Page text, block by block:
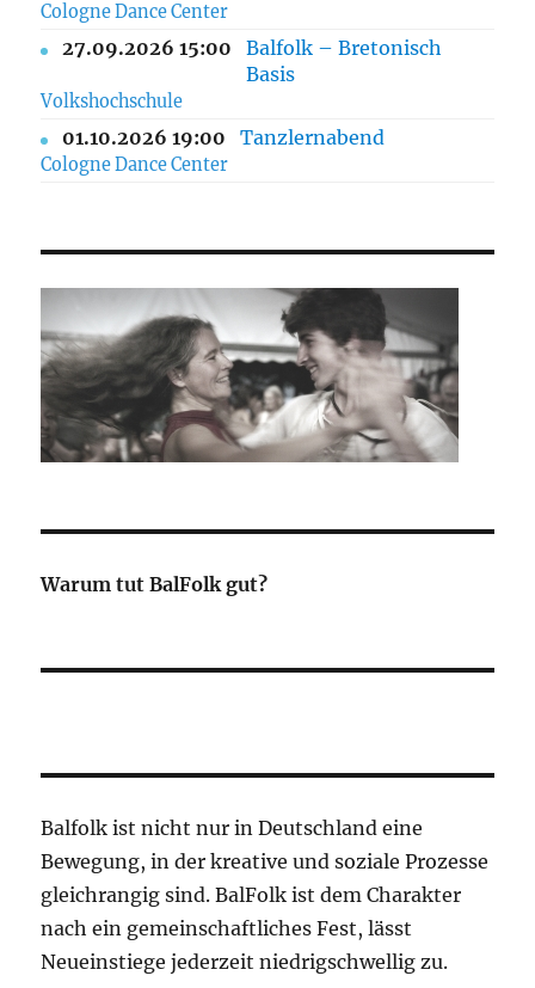
Cologne Dance Center
27.09.2026 15:00
Balfolk – Bretonisch
Basis
Volkshochschule
01.10.2026 19:00 Tanzlernabend
Cologne Dance Center
Warum tut BalFolk gut?
Balfolk ist nicht nur in Deutschland eine
Bewegung, in der kreative und soziale Prozesse
gleichrangig sind. BalFolk ist dem Charakter
nach ein gemeinschaftliches Fest, lässt
Neueinstiege jederzeit niedrigschwellig zu.